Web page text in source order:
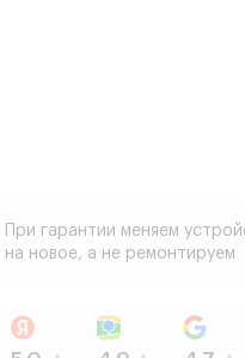
При гарантии меняем
на новое, а не ремонтируем